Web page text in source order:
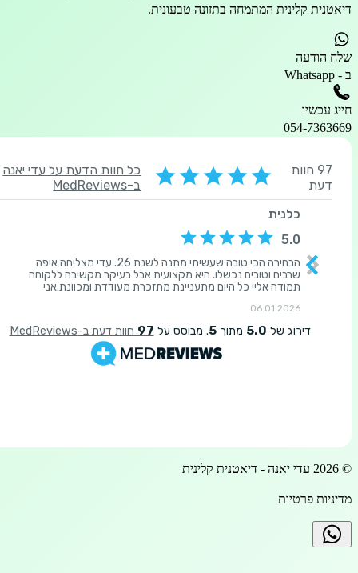
קלינית המתמחה בתזונה טבעונית.
054-
עדי יאנה - דיאטנית קלינית
פרטיות